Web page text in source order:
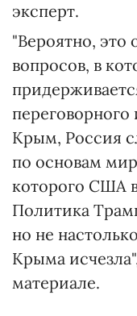
эксперт.
"Вероятно, это
вопросов, в
переговорного
Крым, Россия
по основам
которого США
Политика
но не
Крыма
материале.